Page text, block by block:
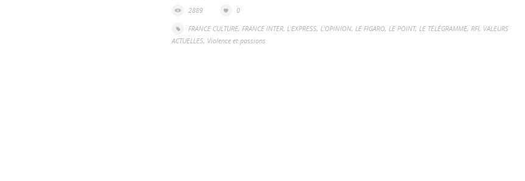
2889
0
FRANCE CULTURE, FRANCE INTER, L'EXPRESS, L'OPINION, LE FIGARO, LE POINT, LE TÉLÉGRAMME, RFI, VALEURS
ACTUELLES, Violence et passions